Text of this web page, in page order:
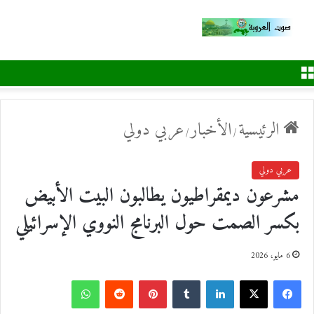
الرئيسية/الأخبار/عربي دولي
عربي دولي
مشرعون ديمقراطيون يطالبون البيت الأبيض
بكسر الصمت حول البرنامج النووي الإسرائيلي
6 مايو، 2026